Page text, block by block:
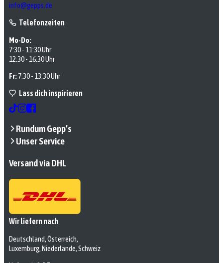
info@gepps.de
Telefonzeiten
Mo-Do:
7:30 - 11:30 Uhr
12:30 - 16:30 Uhr
Fr:7:30 - 13:30 Uhr
Lass dich inspirieren
Rundum Gepp’s
Unser Service
Versand via DHL
Wir liefern nach
Deutschland, Österreich,
Luxemburg, Niederlande, Schweiz